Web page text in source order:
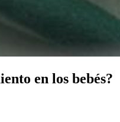
en los bebés?